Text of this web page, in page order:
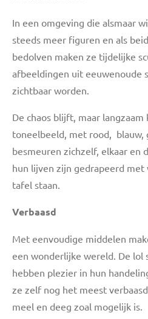
In een omgeving die alsmaar
steeds meer figuren en als
bedolven maken ze tijdelijke
afbeeldingen uit eeuwenoude
zichtbaar worden.
De chaos blijft, maar
toneelbeeld, met rood, blauw,
besmeuren zichzelf, elkaar en
hun lijven zijn gedrapeerd
tafel staan.
Verbaasd
Met eenvoudige middelen
een wonderlijke wereld. De lol
hebben plezier in hun
ze zelf nog het meest
meel en deeg zoal mogelijk is.